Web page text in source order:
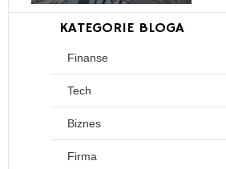
KATEGORIE BLOGA
Finanse
Tech
Biznes
Firma